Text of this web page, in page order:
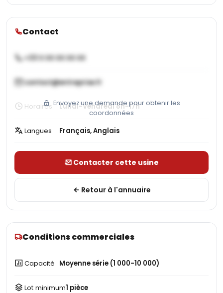
Contact
+33 X XX XX XX XX
contact@entreprise.fr
Envoyez une demande pour obtenir les
coordonnées
Horaires Lundi-Vendredi 8h-17h
Langues Français, Anglais
Contacter cette usine
Retour à l'annuaire
Conditions commerciales
Capacité Moyenne série (1 000-10 000)
Lot minimum1 pièce